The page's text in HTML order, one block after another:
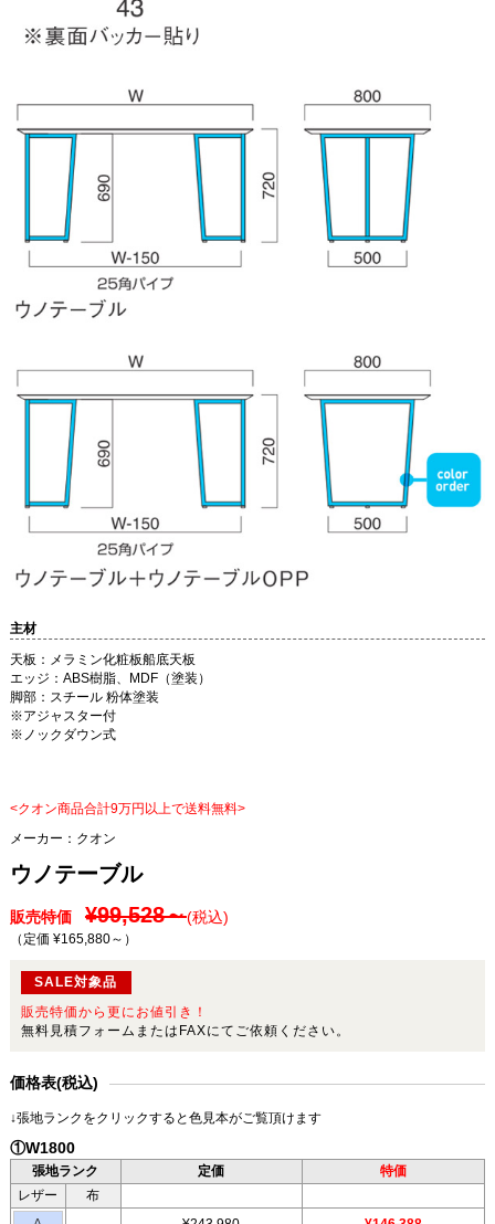
主材
天板：メラミン化粧板船底天板
エッジ：ABS樹脂、MDF（塗装）
脚部：スチール 粉体塗装
※アジャスター付
※ノックダウン式
<クオン商品合計9万円以上で送料無料>
メーカー： クオン
ウノテーブル
販売特価 ¥99,528～(税込)
（定価 ¥165,880～ ）
SALE対象品
販売特価から更にお値引き！
無料見積フォームまたはFAXにてご依頼ください。
価格表(税込)
↓張地ランクをクリックすると色見本がご覧頂けます
①W1800
張地ランク 定価
特価
レザー
布